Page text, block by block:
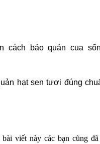
cách bảo quản cua
hạt sen tươi đúng
viết này các bạn cũng